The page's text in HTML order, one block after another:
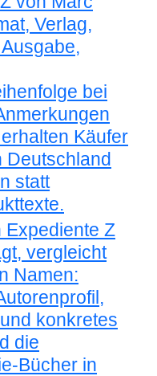
Verlag,
bei
Käufer
Deutschland
statt
Z
vergleicht
Namen:
konkretes
die
Bücher in